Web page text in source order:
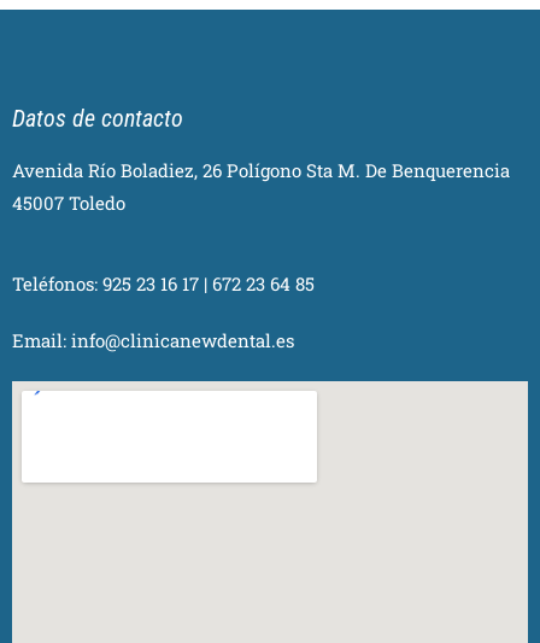
Datos de contacto
Avenida Río Boladiez, 26 Polígono Sta M. De Benquerencia
45007 Toledo
Teléfonos: 925 23 16 17 | 672 23 64 85
Email: info@clinicanewdental.es